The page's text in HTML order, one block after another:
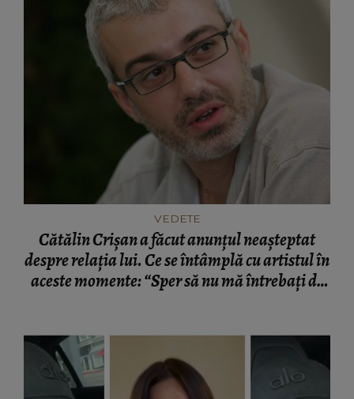
VEDETE
Cătălin Crișan a făcut anunțul neașteptat
despre relația lui. Ce se întâmplă cu artistul în
aceste momente: “Sper să nu mă întrebați de